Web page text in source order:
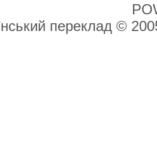
переклад ©